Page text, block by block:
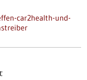
car2health-und-